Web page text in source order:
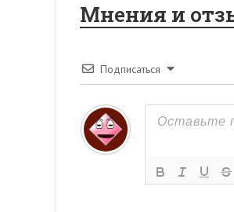
Мнения и
Подписаться